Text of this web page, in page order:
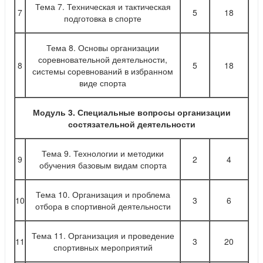
7
Тема 7. Техническая и тактическая
подготовка в спорте
5 18
8
Тема 8. Основы организации
соревновательной деятельности,
системы соревнований в избранном
виде спорта
5 18
Модуль 3. Специальные вопросы организации
состязательной деятельности
9
Тема 9. Технологии и методики
обучения базовым видам спорта
2 4
10
Тема 10. Организация и проблема
отбора в спортивной деятельности
3 6
11
Тема 11. Организация и проведение
спортивных мероприятий
3 20